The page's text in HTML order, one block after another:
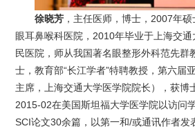
徐晓芳 ，主任医师，博士，2007年
眼耳鼻喉科医院，2010年毕业于上海交通
民医院，师从我国著名眼整形外科范先群
士，教育部“长江学者”特聘教授，第六届
主席，上海交通大学医学院院长），获博
2015-02在美国斯坦福大学医学院以访问
SCI论文30余篇，以第一和/或通讯作者发